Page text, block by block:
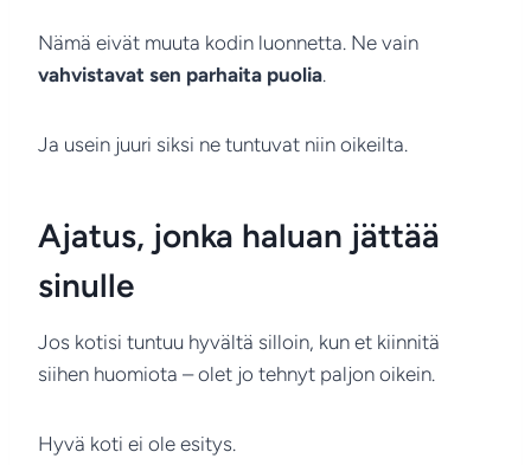
Nämä eivät muuta kodin luonnetta. Ne vain
vahvistavat sen parhaita puolia.
Ja usein juuri siksi ne tuntuvat niin oikeilta.
Ajatus, jonka haluan jättää
sinulle
Jos kotisi tuntuu hyvältä silloin, kun et kiinnitä
siihen huomiota – olet jo tehnyt paljon oikein.
Hyvä koti ei ole esitys.